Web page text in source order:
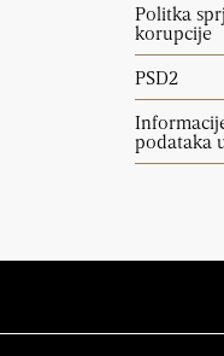
Politka
korupcije
PSD2
podataka